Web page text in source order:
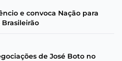
e convoca Nação para
de José Boto no